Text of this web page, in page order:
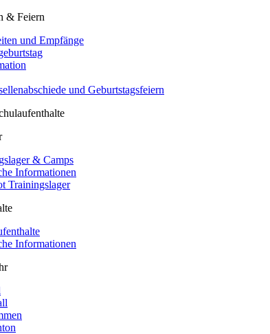
& Feiern
und Empfänge
und Geburtstagsfeiern
& Camps
Informationen
Trainingslager
Informationen